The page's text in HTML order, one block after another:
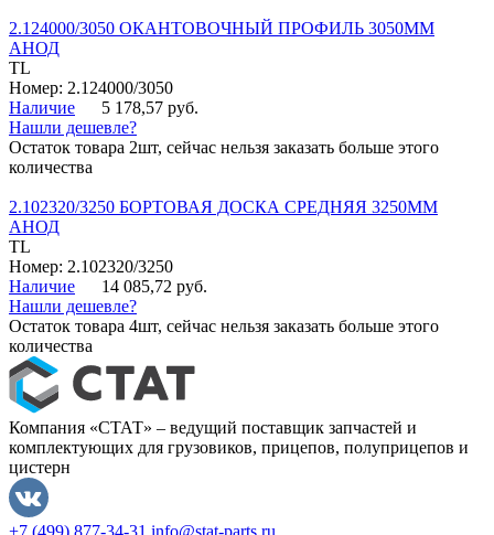
2.124000/3050 ОКАНТОВОЧНЫЙ ПРОФИЛЬ 3050ММ
АНОД
TL
Номер: 2.124000/3050
Наличие
5 178,57 руб.
Нашли дешевле?
Остаток товара 2шт, сейчас нельзя заказать больше этого
количества
2.102320/3250 БОРТОВАЯ ДОСКА СРЕДНЯЯ 3250ММ
АНОД
TL
Номер: 2.102320/3250
Наличие
14 085,72 руб.
Нашли дешевле?
Остаток товара 4шт, сейчас нельзя заказать больше этого
количества
Компания «СТАТ» – ведущий поставщик запчастей и
комплектующих для грузовиков, прицепов, полуприцепов и
цистерн